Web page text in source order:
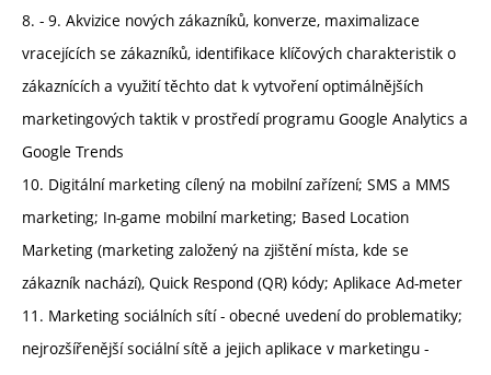
8. - 9. Akvizice nových zákazníků, konverze, maximalizace
vracejících se zákazníků, identifikace klíčových charakteristik o
zákaznících a využití těchto dat k vytvoření optimálnějších
marketingových taktik v prostředí programu Google Analytics a
Google Trends
10. Digitální marketing cílený na mobilní zařízení; SMS a MMS
marketing; In-game mobilní marketing; Based Location
Marketing (marketing založený na zjištění místa, kde se
zákazník nachází), Quick Respond (QR) kódy; Aplikace Ad-meter
11. Marketing sociálních sítí - obecné uvedení do problematiky;
nejrozšířenější sociální sítě a jejich aplikace v marketingu -